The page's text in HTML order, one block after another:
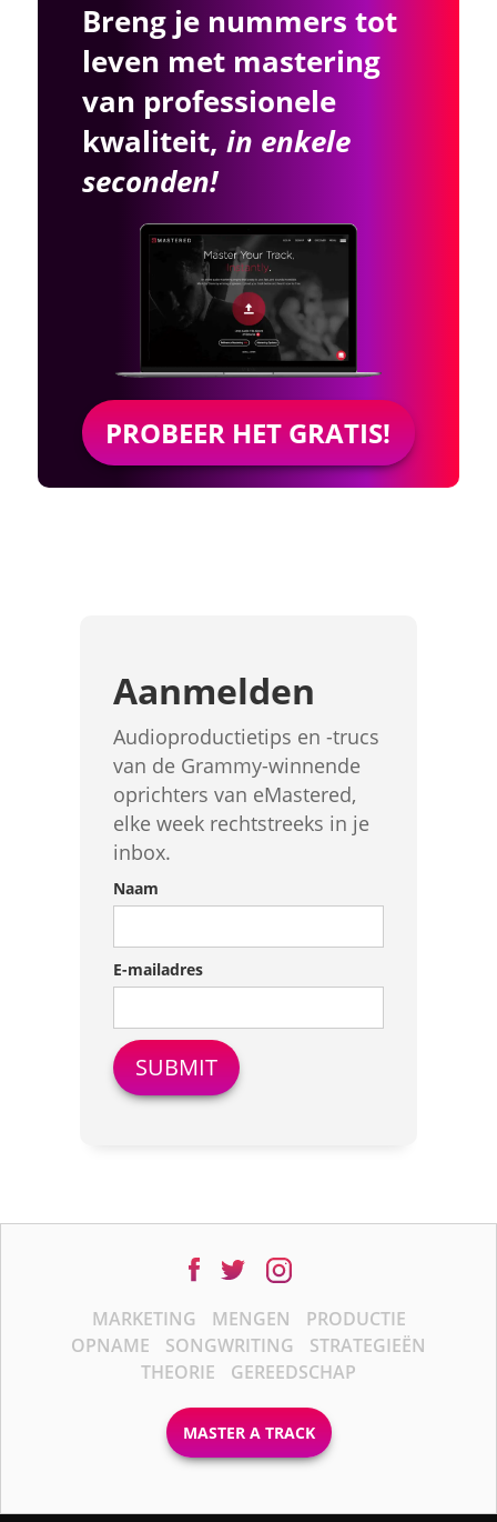
Breng je nummers tot
leven met mastering
van professionele
kwaliteit, in enkele
seconden!
PROBEER HET GRATIS!
Aanmelden
Audioproductietips en -trucs
van de Grammy-winnende
oprichters van eMastered,
elke week rechtstreeks in je
inbox.
Naam
E-mailadres
MARKETING MENGEN
PRODUCTIE
OPNAME
SONGWRITING
STRATEGIEËN
THEORIE
GEREEDSCHAP
MASTER A TRACK